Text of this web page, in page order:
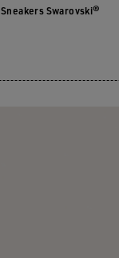
Sneakers Swarovski®